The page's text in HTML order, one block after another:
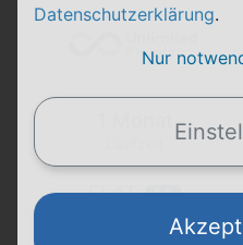
FLAT 5G
max. 100 Mbit/s
Datenschutzerklärung.
Nur